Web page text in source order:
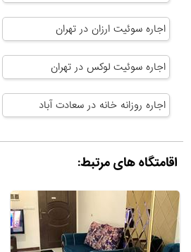
اجاره سوئیت ارزان در تهران
اجاره سوئیت لوکس در تهران
اجاره روزانه خانه در سعادت آباد
اقامتگاه های مرتبط: